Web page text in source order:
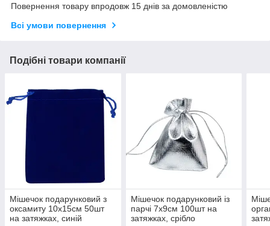
Повернення товару впродовж 15 днів за домовленістю
Всі умови повернення
Подібні товари компанії
Мішечок подарунковий з
оксамиту 10x15см 50шт
на затяжках, синій
Мішечок подарунковий із
парчі 7x9см 100шт на
затяжках, срібло